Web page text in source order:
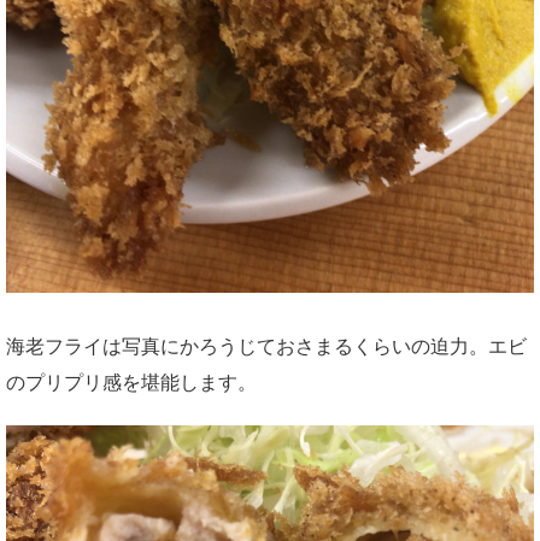
海老フライは写真にかろうじておさまるくらいの迫力。エビ
のプリプリ感を堪能します。